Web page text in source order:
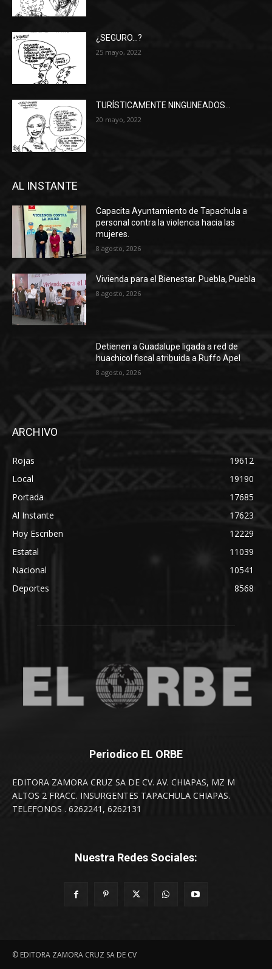
¿SEGURO…?
25 mayo, 2022
TURÍSTICAMENTE NINGUNEADOS…
20 mayo, 2022
AL INSTANTE
Capacita Ayuntamiento de Tapachula a
personal contra la violencia hacia las
mujeres.
8 agosto, 2026
Vivienda para el Bienestar. Puebla, Puebla
8 agosto, 2026
Detienen a Guadalupe ligada a red de
huachicol fiscal atribuida a Ruffo Apel
8 agosto, 2026
ARCHIVO
Rojas
19612
Local
19190
Portada
17685
Al Instante
17623
Hoy Escriben
12229
Estatal
11039
Nacional
10541
Deportes
8568
Periodico EL ORBE
EDITORA ZAMORA CRUZ SA DE CV. AV. CHIAPAS, MZ M
ALTOS 2 FRACC. INSURGENTES TAPACHULA CHIAPAS.
TELEFONOS . 6262241, 6262131
Nuestra Redes Sociales:
© EDITORA ZAMORA CRUZ SA DE CV